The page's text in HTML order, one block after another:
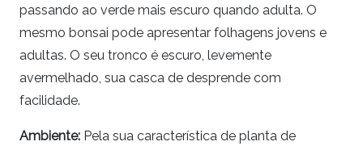
passando ao verde mais escuro quando adulta. O
mesmo bonsai pode apresentar folhagens jovens e
adultas. O seu tronco é escuro, levemente
avermelhado, sua casca de desprende com
facilidade.
Ambiente: Pela sua característica de planta de